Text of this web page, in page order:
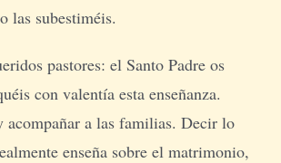
las subestiméis.
pastores: el Santo Padre os
con valentía esta enseñanza.
acompañar a las familias. Decir lo
enseña sobre el matrimonio,